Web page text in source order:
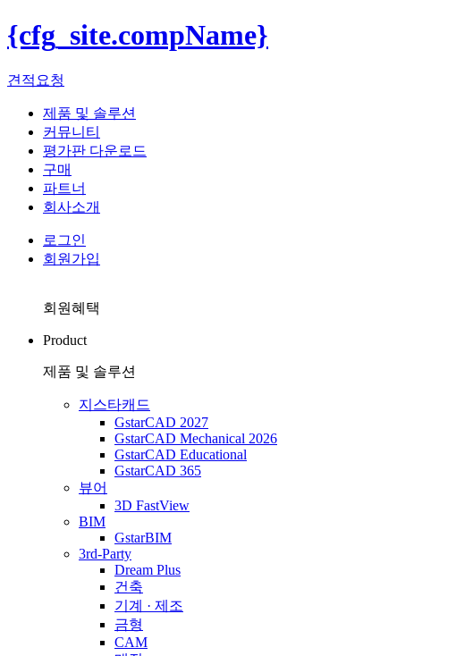
{cfg_site.compName}
견적요청
제품 및 솔루션
커뮤니티
평가판 다운로드
구매
파트너
회사소개
로그인
회원가입
회원혜택
Product
제품 및 솔루션
지스타캐드
GstarCAD 2027
GstarCAD Mechanical 2026
GstarCAD Educational
GstarCAD 365
뷰어
3D FastView
BIM
GstarBIM
3rd-Party
Dream Plus
건축
기계 · 제조
금형
CAM